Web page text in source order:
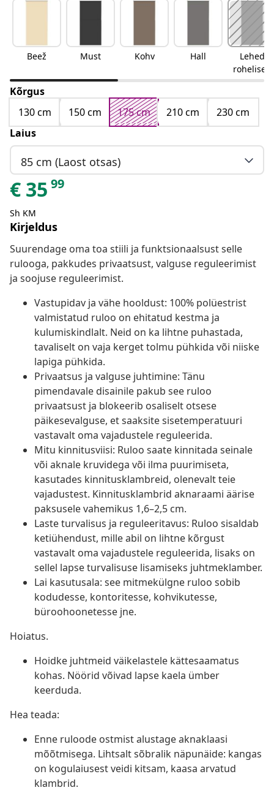
Beež Must Kohv Hall
Lehed
rohelised
Kõrgus
130 cm
150 cm 175 cm 210 cm
230 cm
Laius
85 cm (Laost otsas)
€ 35 99
Sh KM
Kirjeldus
Suurendage oma toa stiili ja funktsionaalsust selle
rulooga, pakkudes privaatsust, valguse reguleerimist
ja soojuse reguleerimist.
Vastupidav ja vähe hooldust: 100% polüestrist
valmistatud ruloo on ehitatud kestma ja
kulumiskindlalt. Neid on ka lihtne puhastada,
tavaliselt on vaja kerget tolmu pühkida või niiske
lapiga pühkida.
Privaatsus ja valguse juhtimine: Tänu
pimendavale disainile pakub see ruloo
privaatsust ja blokeerib osaliselt otsese
päikesevalguse, et saaksite sisetemperatuuri
vastavalt oma vajadustele reguleerida.
Mitu kinnitusviisi: Ruloo saate kinnitada seinale
või aknale kruvidega või ilma puurimiseta,
kasutades kinnitusklambreid, olenevalt teie
vajadustest. Kinnitusklambrid aknaraami äärise
paksusele vahemikus 1,6–2,5 cm.
Laste turvalisus ja reguleeritavus: Ruloo sisaldab
ketiühendust, mille abil on lihtne kõrgust
vastavalt oma vajadustele reguleerida, lisaks on
sellel lapse turvalisuse lisamiseks juhtmeklamber.
Lai kasutusala: see mitmekülgne ruloo sobib
kodudesse, kontoritesse, kohvikutesse,
büroohoonetesse jne.
Hoiatus.
Hoidke juhtmeid väikelastele kättesaamatus
kohas. Nöörid võivad lapse kaela ümber
keerduda.
Hea teada:
Enne ruloode ostmist alustage aknaklaasi
mõõtmisega. Lihtsalt sõbralik näpunäide: kangas
on kogulaiusest veidi kitsam, kaasa arvatud
klambrid.